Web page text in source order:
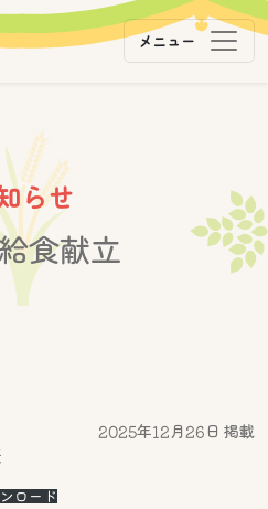
ン メニュー
らせ
食献立
2025年12月26日 掲載
ロード